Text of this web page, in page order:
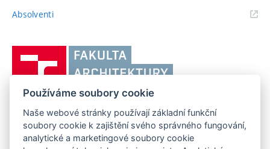
Absolventi(externí
učení
Brně,
Fakulta
architektury
FAKULTA ARCHITEKTURY VUT V BRNĚ
Poříčí 273/5, 639 00 Brno
www.fa.vutbr.cz
Používáme soubory cookie
Naše webové stránky používají základní funkční
soubory cookie k zajištění svého správného fungování,
analytické a marketingové soubory cookie